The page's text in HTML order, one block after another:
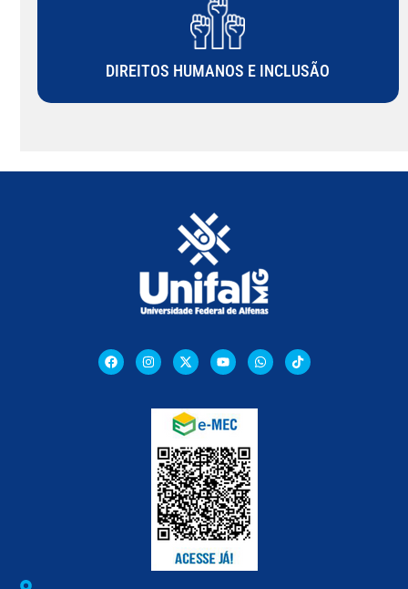
DIREITOS HUMANOS E INCLUSÃO